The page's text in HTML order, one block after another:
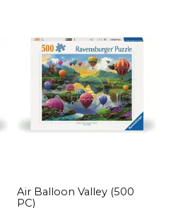
Air Balloon Valley (500
PC)